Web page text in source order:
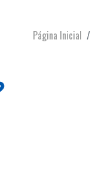
Página Inicial